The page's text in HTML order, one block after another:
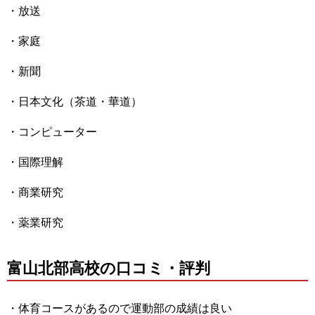
・放送
・家庭
・新聞
・日本文化（茶道・華道）
・コンピューター
・国際理解
・商業研究
・薬業研究
富山北部高校の口コミ・評判
・体育コースがあるので運動部の成績は良い